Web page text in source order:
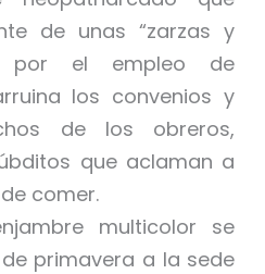
de unas “zarzas y
por el empleo de
los convenios y
de los obreros,
que aclaman a
comer.
multicolor se
primavera a la sede